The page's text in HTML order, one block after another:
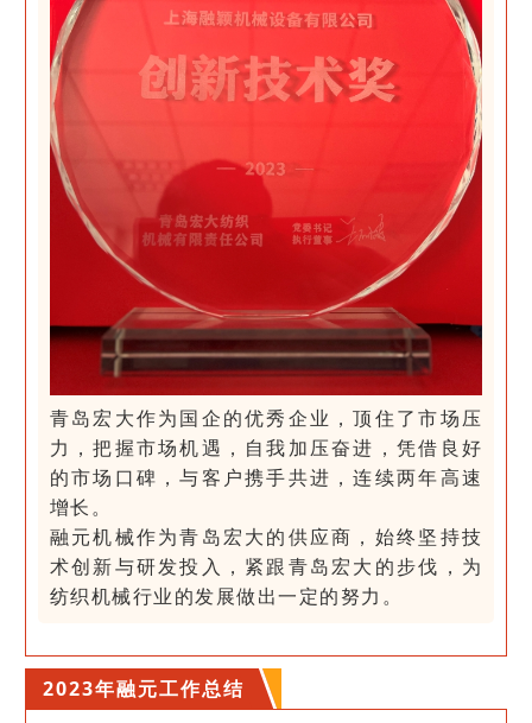
青岛宏大作为国企的优秀企业，顶住了市场压
力，把握市场机遇，自我加压奋进，凭借良好
的市场口碑，与客户携手共进，连续两年高速
增长。
融元机械作为青岛宏大的供应商，始终坚持技
术创新与研发投入，紧跟青岛宏大的步伐，为
纺织机械行业的发展做出一定的努力。
2023年融元工作总结